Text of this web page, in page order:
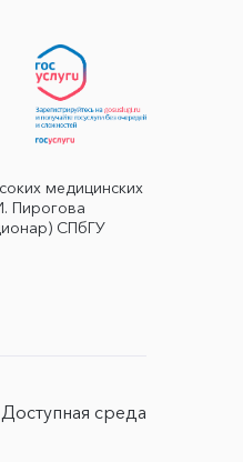
медицинских
Пирогова
СПбГУ
Доступная среда